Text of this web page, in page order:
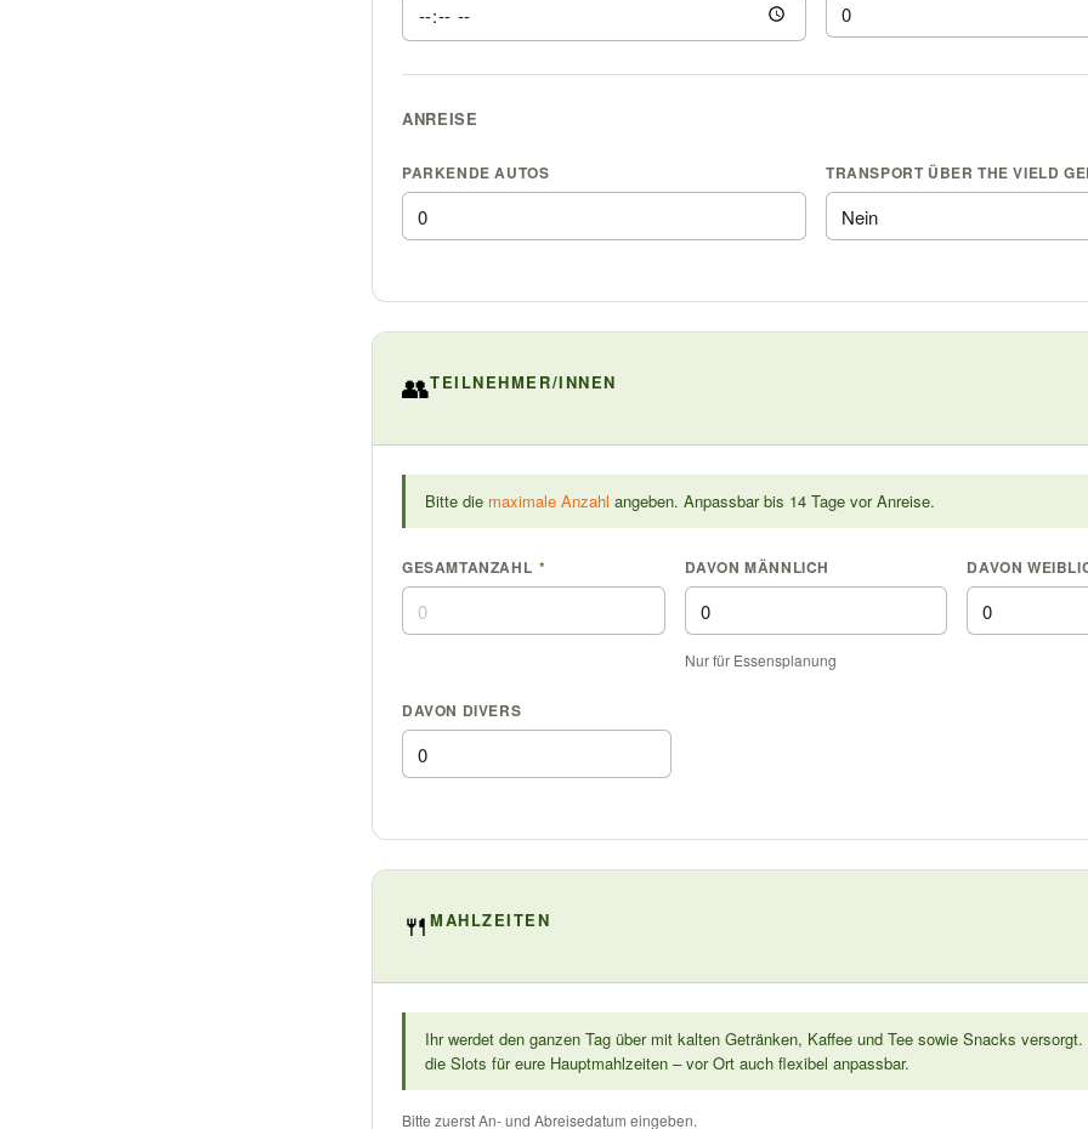
ANREISE
PARKENDE AUTOS TRANSPORT ÜBER THE VIELD
👥TEILNEHMER/INNEN
Bitte die maximale Anzahl angeben. Anpassbar bis 14 Tage vor Anreise.
GESAMTANZAHL * DAVON MÄNNLICH
Nur für Essensplanung
DAVON
DAVON DIVERS
🍴 MAHLZEITEN
Ihr werdet den ganzen Tag über mit kalten Getränken, Kaffee und Tee sowie Snacks
die Slots für eure Hauptmahlzeiten – vor Ort auch flexibel anpassbar.
Bitte zuerst An- und Abreisedatum eingeben.